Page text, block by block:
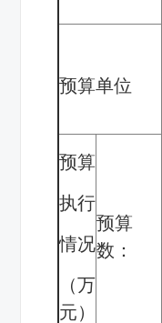
预算单位
预算
执行
情况
（万
元）
预算
数：